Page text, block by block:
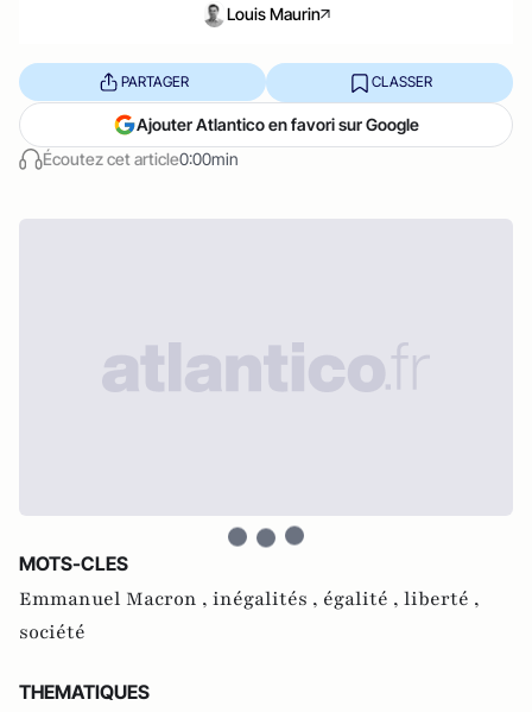
Louis Maurin
Écoutez cet article0:00min
PARTAGER CLASSER
Ajouter Atlantico en favori sur Google
MOTS-CLES
Emmanuel Macron , inégalités , égalité , liberté ,
société
THEMATIQUES